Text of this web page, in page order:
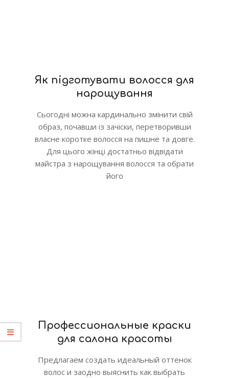
Як підготувати волосся для
нарощування
Сьогодні можна кардинально змінити свій
образ, почавши із зачіски, перетворивши
власне коротке волосся на пишне та довге.
Для цього жінці достатньо відвідати
майстра з нарощування волосся та обрати
його
Профессиональные краски
для салона красоты
Предлагаем создать идеальный оттенок
волос и заодно выяснить как выбрать